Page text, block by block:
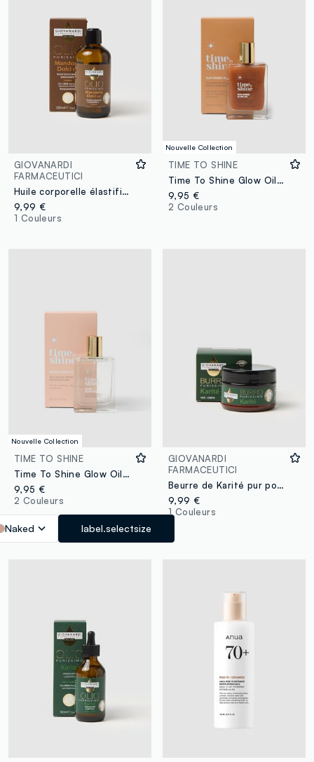
GIOVANARDI
FARMACEUTICI
Huile corporelle élastifiante aux amandes douces
9,99 €
1 Couleurs
Nouvelle Collection
TIME TO SHINE
Time To Shine Glow Oil Sunkissed Bronze 50 ml
9,95 €
2 Couleurs
Nouvelle Collection
TIME TO SHINE
Time To Shine Glow Oil Naked 50 ml
9,95 €
2 Couleurs
Naked label.selectsize
GIOVANARDI
FARMACEUTICI
Beurre de Karité pur pour visage et corps
9,99 €
1 Couleurs